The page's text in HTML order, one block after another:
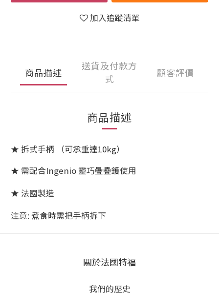
加入追蹤清單
商品描述
送貨及付款方
式
顧客評價
商品描述
★ 拆式手柄 （可承重達10kg）
★ 需配合Ingenio 靈巧疊疊鑊使用
★ 法國製造
注意: 煮食時需把手柄拆下
關於法國特福
我們的歷史